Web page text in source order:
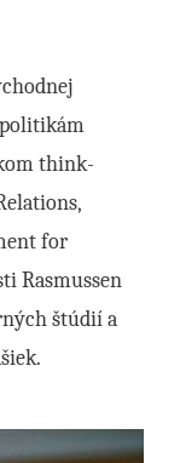
politikám
think-
for
Rasmussen
štúdií a